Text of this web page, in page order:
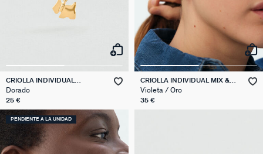
CRIOLLA INDIVIDUAL
SCOTTISH MIX & MATCH
Dorado
25 €
CRIOLLA INDIVIDUAL MIX &
MATCH
Violeta / Oro
35 €
PENDIENTE A LA UNIDAD